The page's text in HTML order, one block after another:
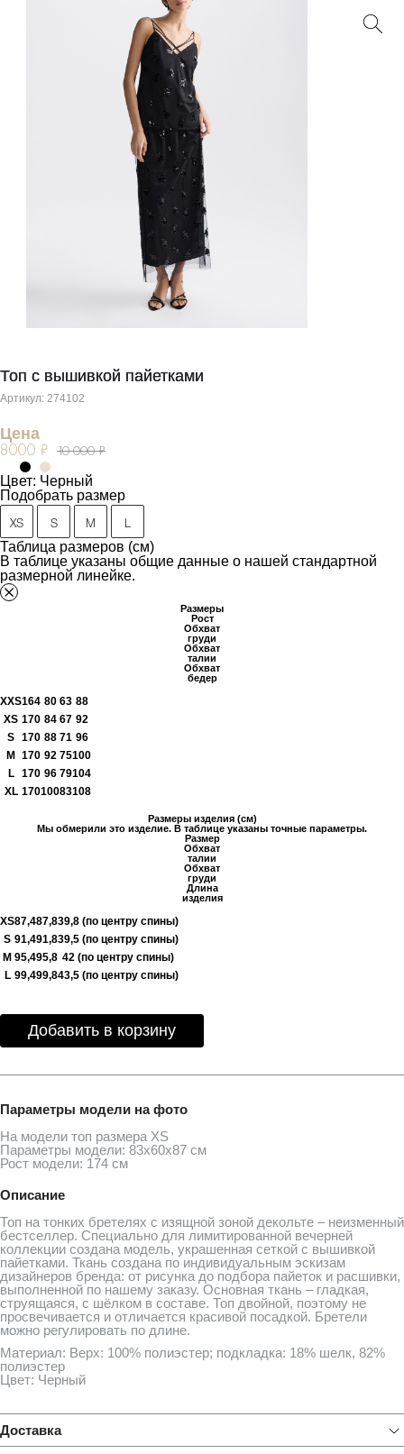
Топ с вышивкой пайетками
Артикул: 274102
Цена
8000 ₽ 10 000 ₽
Цвет: Черный
Подобрать размер
XS S M
Таблица размеров (см)
В таблице указаны общие данные о нашей стандартной
размерной линейке.
Размеры
Рост
Обхват
груди
Обхват
талии
Обхват
бедер
XXS164 80 63 88
XS 170 84 67 92
S 170 88 71 96
M
170 92 75100
L
170 96 79104
XL 17010083108
Размеры изделия (см)
Мы обмерили это изделие. В таблице указаны точные параметры.
Размер
Обхват
талии
Обхват
груди
Длина
изделия
XS87,487,839,8 (по центру спины)
S 91,491,839,5 (по центру спины)
M 95,495,8 42 (по центру спины)
L 99,499,843,5 (по центру спины)
Добавить в корзину
Параметры модели на фото
На модели топ размера ХS
Параметры модели: 83х60х87 см
Рост модели: 174 см
Описание
Топ на тонких бретелях с изящной зоной декольте – неизменный
бестселлер. Специально для лимитированной вечерней
коллекции создана модель, украшенная сеткой с вышивкой
пайетками. Ткань создана по индивидуальным эскизам
дизайнеров бренда: от рисунка до подбора пайеток и расшивки,
выполненной по нашему заказу. Основная ткань – гладкая,
струящаяся, с шёлком в составе. Топ двойной, поэтому не
просвечивается и отличается красивой посадкой. Бретели
можно регулировать по длине.
Материал: Верх: 100% полиэстер; подкладка: 18% шелк, 82%
полиэстер
Цвет: Черный
Доставка